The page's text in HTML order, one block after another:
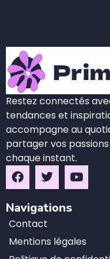
Restez connectés
tendances et
accompagne au
partager vos
chaque instant.
Navigations
Contact
Mentions légales